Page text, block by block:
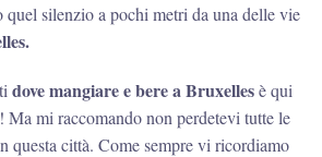
quel silenzio a pochi metri da una delle vie
dove mangiare e bere a Bruxellesè qui
Ma mi raccomando non perdetevi tutte le
questa città. Come sempre vi ricordiamo